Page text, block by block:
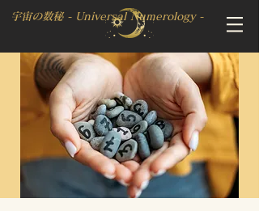
宇宙の数秘 - Universal Numerology -